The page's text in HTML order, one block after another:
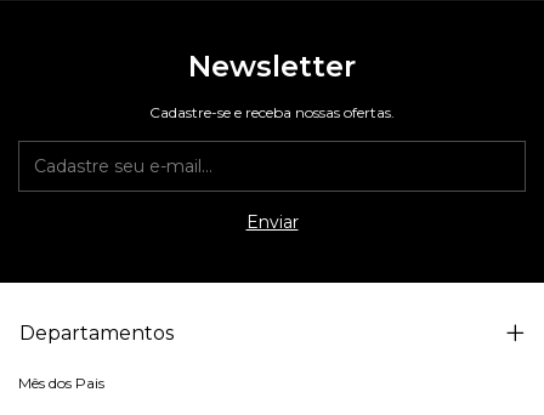
Newsletter
Cadastre-se e receba nossas ofertas.
Departamentos
Mês dos Pais